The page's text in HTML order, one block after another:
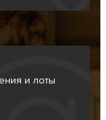
и лоты